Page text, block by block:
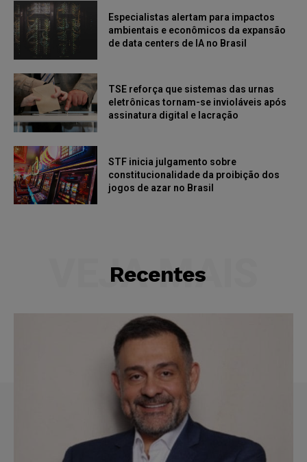
Especialistas alertam para impactos
ambientais e econômicos da expansão
de data centers de IA no Brasil
TSE reforça que sistemas das urnas
eletrônicas tornam-se invioláveis após
assinatura digital e lacração
STF inicia julgamento sobre
constitucionalidade da proibição dos
jogos de azar no Brasil
Recentes
VEJA MAIS